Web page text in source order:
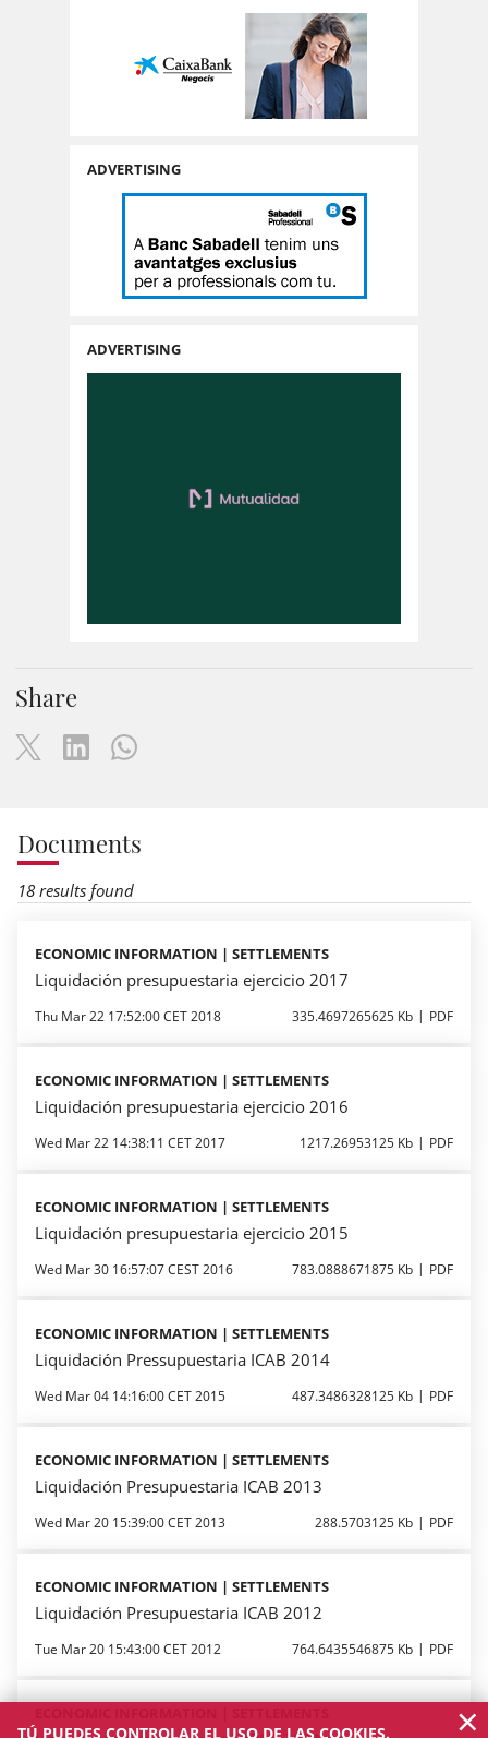
ADVERTISING
ADVERTISING
Share
Documents
18 results found
ECONOMIC INFORMATION | SETTLEMENTS
Liquidación presupuestaria ejercicio 2017
Thu Mar 22 17:52:00 CET 2018 335.4697265625 Kb PDF
ECONOMIC INFORMATION | SETTLEMENTS
Liquidación presupuestaria ejercicio 2016
Wed Mar 22 14:38:11 CET 2017 1217.26953125 Kb PDF
ECONOMIC INFORMATION | SETTLEMENTS
Liquidación presupuestaria ejercicio 2015
Wed Mar 30 16:57:07 CEST 2016 783.0888671875 Kb PDF
ECONOMIC INFORMATION | SETTLEMENTS
Liquidación Pressupuestaria ICAB 2014
Wed Mar 04 14:16:00 CET 2015 487.3486328125 Kb PDF
ECONOMIC INFORMATION | SETTLEMENTS
Liquidación Presupuestaria ICAB 2013
Wed Mar 20 15:39:00 CET 2013 288.5703125 Kb PDF
ECONOMIC INFORMATION | SETTLEMENTS
Liquidación Presupuestaria ICAB 2012
Tue Mar 20 15:43:00 CET 2012 764.6435546875 Kb PDF
TÚ PUEDES CONTROLAR EL USO DE LAS COOKIES. ×